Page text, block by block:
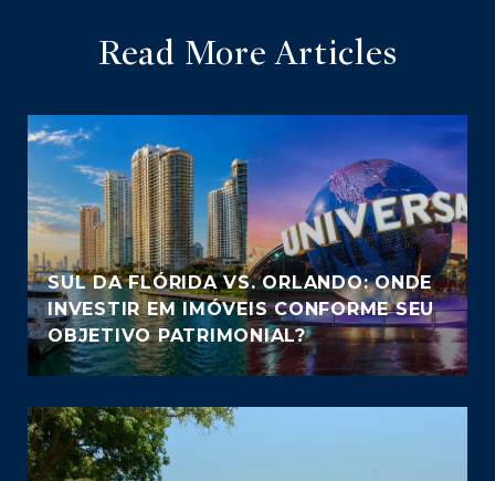
Read More Articles
SUL DA FLÓRIDA VS. ORLANDO: ONDE
INVESTIR EM IMÓVEIS CONFORME SEU
OBJETIVO PATRIMONIAL?